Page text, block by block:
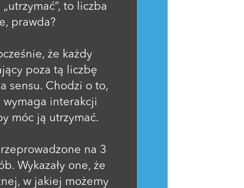
to liczba
prawda?
że każdy
poza tą liczbę
sensu. Chodzi o to,
wymaga interakcji
móc ją utrzymać.
na 3
Wykazały one, że
w jakiej możemy